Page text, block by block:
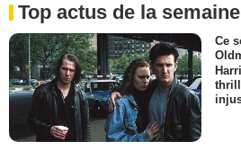
Top actus de la semaine
Ce